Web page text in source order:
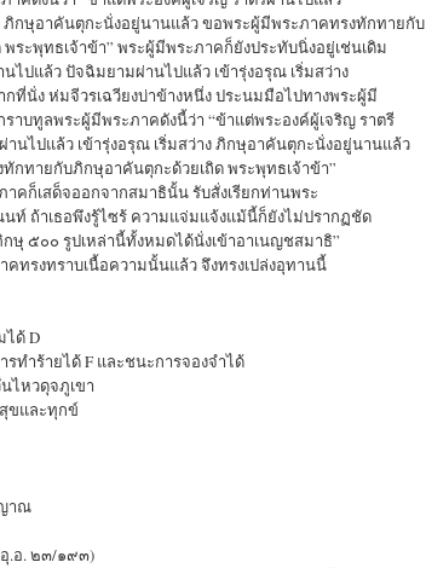
กษุอาคันตุกะนั่งอยู่นานแล้ว ขอพระผู้มีพระภาคทรงทักทายกับ
ระพุทธเจ้าข้า” พระผู้มีพระภาคก็ยังประทับนิ่งอยู่เช่นเดิม
ไปแล้ว ปัจฉิมยามผ่านไปแล้ว เข้ารุ่งอรุณ เริ่มสว่าง
ที่นั่ง ห่มจีวรเฉวียงบ่าข้างหนึ่ง ประนมมือไปทางพระผู้มี
าบทูลพระผู้มีพระภาคดังนี้ว่า “ข้าแต่พระองค์ผู้เจริญ ราตรี
นไปแล้ว เข้ารุ่งอรุณ เริ่มสว่าง ภิกษุอาคันตุกะนั่งอยู่นานแล้ว
กทายกับภิกษุอาคันตุกะด้วยเถิด พระพุทธเจ้าข้า”
คก็เสด็จออกจากสมาธินั้น รับสั่งเรียกท่านพระ
ท์ ถ้าเธอพึงรู้ไซร้ ความแจ่มแจ้งแม้นี้ก็ยังไม่ปรากฏชัด
กษุ ๕๐๐ รูปเหล่านี้ทั้งหมดได้นั่งเข้าอาเนญชสมาธิ”
ทรงทราบเนื้อความนั้นแล้ว จึงทรงเปล่งอุทานนี้
ด้ D
รทำร้ายได้ F และชนะการจองจำได้
ไหวดุจภูเขา
ขและทุกข์
าณ
.อ. ๒๓/๑๙๓)